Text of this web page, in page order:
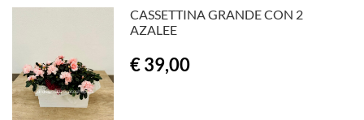
CASSETTINA GRANDE CON 2
AZALEE
€ 39,00